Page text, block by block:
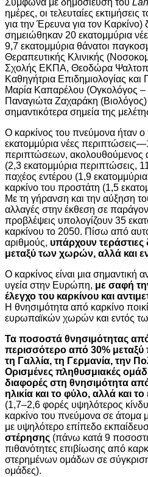
Σύμφωνα με δημοσίευση του
ημέρες, οι τελευταίες
για την Έρευνα για τον Καρκίνο)
σημειώθηκαν 20 εκατομμύρια
9,7 εκατομμύρια θάνατοι
Θεραπευτικής Κλινικής
Σχολής ΕΚΠΑ, Θεοδώρα
Καθηγήτρια Επιδημιολογίας και
Μαρία Καπαρέλου (Ογκολόγος –
Παναγιώτα Ζαχαράκη
σημαντικότερα σημεία της
Ο καρκίνος του πνεύμονα ήταν
εκατομμύρια νέες
περιπτώσεων, ακολουθούμενος
(2,3 εκατομμύρια περιπτώσεις,
παχέος εντέρου (1,9
καρκίνο του προστάτη (1,5
Με τη γήρανση και την αύξηση
αλλαγές στην έκθεση σε
προβλέψεις υπολογίζουν 35
καρκίνου το 2050. Πίσω από
αριθμούς, υπάρχουν τεράστιες
μεταξύ των χωρών, αλλά και
Ο καρκίνος είναι μια σημαντική
υγεία στην Ευρώπη, με σαφή
έλεγχο του καρκίνου και
Η θνησιμότητα από καρκίνο
ευρωπαϊκών χωρών και εντός
Τα ποσοστά θνησιμότητας
περισσότερο από 30%
τη Γαλλία, τη Γερμανία, την
Ορισμένες πληθυσμιακές
διαφορές στη θνησιμότητα
ηλικία και το φύλο, αλλά και
(1,7–2,6 φορές υψηλότερος
καρκίνο του πνεύμονα σε άτομα
με υψηλότερο επίπεδο
στέρησης (πάνω κατά 9
πιθανότητες επιβίωσης από
στερημένων ομάδων σε σύγκριση
ομάδες).